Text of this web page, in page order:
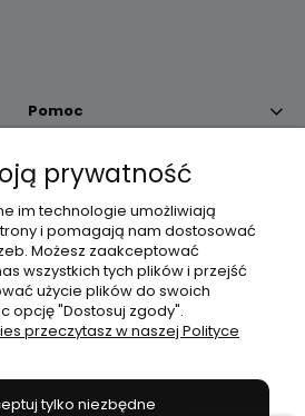
Pomoc
Moje konto
i dostawa
Informacje
prywatność
im technologie umożliwiają
i pomagają nam dostosować
Możesz zaakceptować
wszystkich tych plików i przejść
użycie plików do swoich
opcję "Dostosuj zgody".
przeczytasz w naszej Polityce
tylko niezbędne